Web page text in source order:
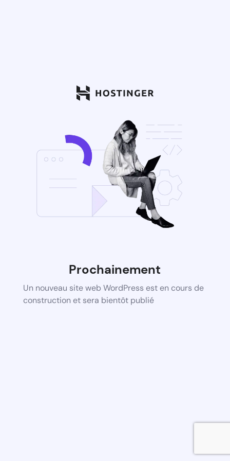
Prochainement
Un nouveau site web WordPress est en cours de
construction et sera bientôt publié